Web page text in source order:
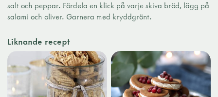
salt och peppar. Fördela en klick på varje skiva bröd, lägg på
salami och oliver. Garnera med kryddgrönt.
Liknande recept